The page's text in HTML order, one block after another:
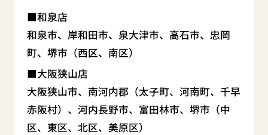
和泉店
和泉市、岸和田市、泉大津市、高石市、忠岡
町、堺市（西区、南区）
大阪狭山店
大阪狭山市、南河内郡（太子町、河南町、千早
赤阪村）、河内長野市、富田林市、堺市（中
区、東区、北区、美原区）